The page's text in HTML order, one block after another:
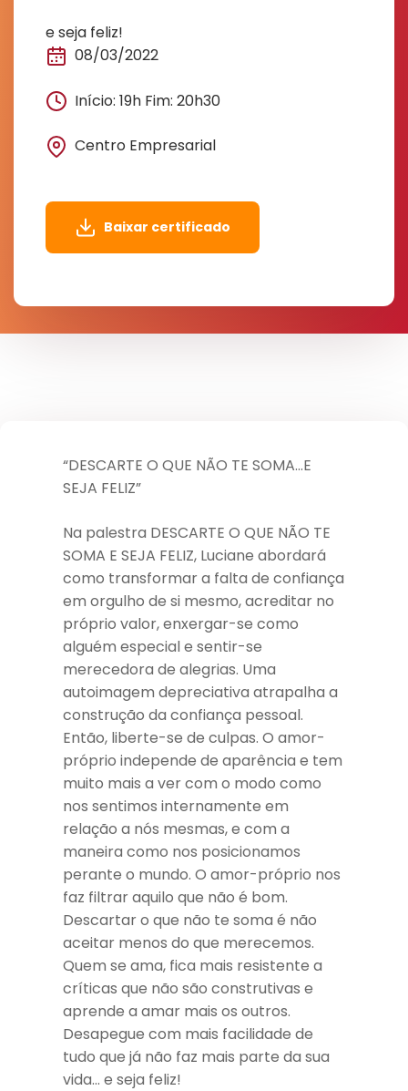
e seja feliz!
08/03/2022
Início: 19h Fim: 20h30
Centro Empresarial
Baixar certificado
“DESCARTE O QUE NÃO TE SOMA...E
SEJA FELIZ”
Na palestra DESCARTE O QUE NÃO TE
SOMA E SEJA FELIZ, Luciane abordará
como transformar a falta de confiança
em orgulho de si mesmo, acreditar no
próprio valor, enxergar-se como
alguém especial e sentir-se
merecedora de alegrias. Uma
autoimagem depreciativa atrapalha a
construção da confiança pessoal.
Então, liberte-se de culpas. O amor-
próprio independe de aparência e tem
muito mais a ver com o modo como
nos sentimos internamente em
relação a nós mesmas, e com a
maneira como nos posicionamos
perante o mundo. O amor-próprio nos
faz filtrar aquilo que não é bom.
Descartar o que não te soma é não
aceitar menos do que merecemos.
Quem se ama, fica mais resistente a
críticas que não são construtivas e
aprende a amar mais os outros.
Desapegue com mais facilidade de
tudo que já não faz mais parte da sua
vida… e seja feliz!